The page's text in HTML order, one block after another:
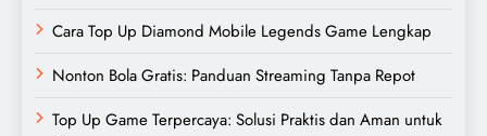
Cara Top Up Diamond Mobile Legends Game Lengkap
Nonton Bola Gratis: Panduan Streaming Tanpa Repot
Top Up Game Terpercaya: Solusi Praktis dan Aman untuk